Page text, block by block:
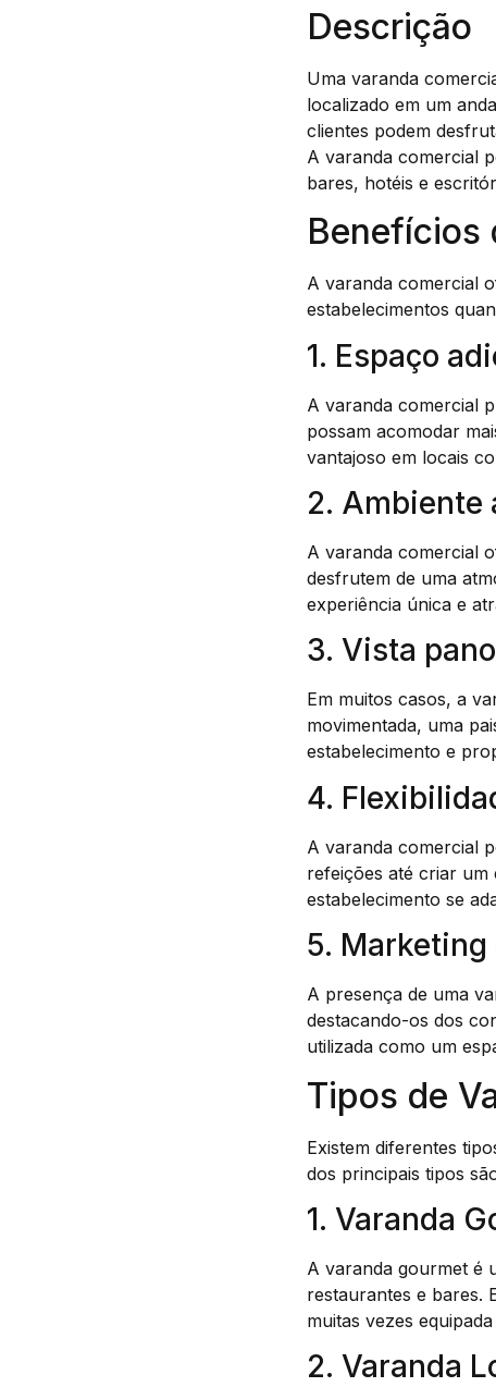
Descrição
Uma varanda
localizado em um
clientes podem
A varanda comercial
bares, hotéis e
Benefícios
A varanda comercial
estabelecimentos
1. Espaço
A varanda comercial
possam acomodar
vantajoso em locais
2. Ambiente
A varanda comercial
desfrutem de uma
experiência única e
3. Vista
Em muitos casos, a
movimentada, uma
estabelecimento e
4.
A varanda comercial
refeições até criar um
estabelecimento se
5.
A presença de uma
destacando-os dos
utilizada como um
Tipos de
Existem diferentes
dos principais tipos
1. Varanda
A varanda gourmet é
restaurantes e bares.
muitas vezes
2. Varanda